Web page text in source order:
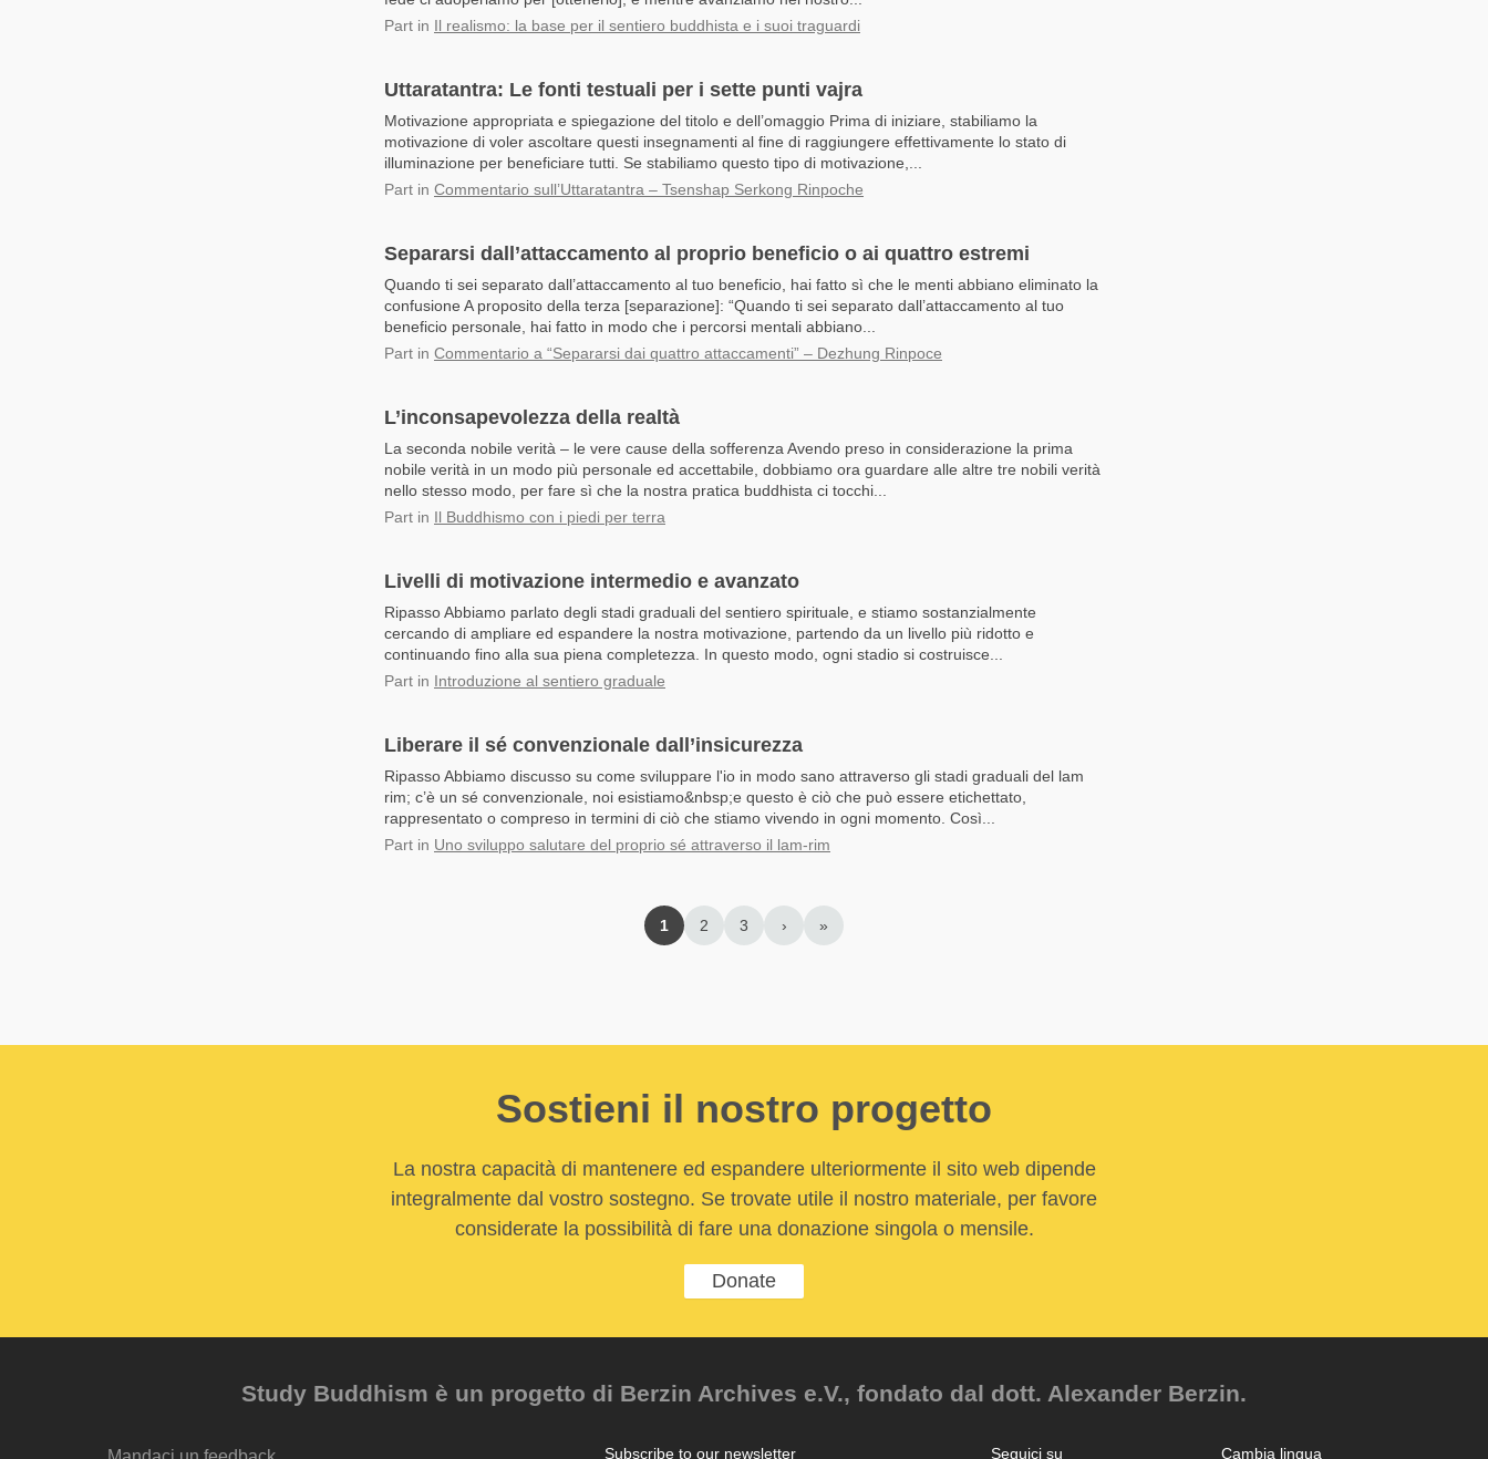
Part in Il realismo: la base per il sentiero buddhista e i suoi traguardi
Uttaratantra: Le fonti testuali per i sette punti vajra
Motivazione appropriata e spiegazione del titolo e dell’omaggio Prima di iniziare, stabiliamo la
motivazione di voler ascoltare questi insegnamenti al fine di raggiungere effettivamente lo stato di
illuminazione per beneficiare tutti. Se stabiliamo questo tipo di motivazione,...
Part in Commentario sull’Uttaratantra – Tsenshap Serkong Rinpoche
Separarsi dall’attaccamento al proprio beneficio o ai quattro estremi
Quando ti sei separato dall’attaccamento al tuo beneficio, hai fatto sì che le menti abbiano eliminato la
confusione A proposito della terza [separazione]: “Quando ti sei separato dall’attaccamento al tuo
beneficio personale, hai fatto in modo che i percorsi mentali abbiano...
Part in Commentario a “Separarsi dai quattro attaccamenti” – Dezhung Rinpoce
L’inconsapevolezza della realtà
La seconda nobile verità – le vere cause della sofferenza Avendo preso in considerazione la prima
nobile verità in un modo più personale ed accettabile, dobbiamo ora guardare alle altre tre nobili verità
nello stesso modo, per fare sì che la nostra pratica buddhista ci tocchi...
Part in Il Buddhismo con i piedi per terra
Livelli di motivazione intermedio e avanzato
Ripasso Abbiamo parlato degli stadi graduali del sentiero spirituale, e stiamo sostanzialmente
cercando di ampliare ed espandere la nostra motivazione, partendo da un livello più ridotto e
continuando fino alla sua piena completezza. In questo modo, ogni stadio si costruisce...
Part in Introduzione al sentiero graduale
Liberare il sé convenzionale dall’insicurezza
Ripasso Abbiamo discusso su come sviluppare l'io in modo sano attraverso gli stadi graduali del lam
rim; c’è un sé convenzionale, noi esistiamo&nbsp;e questo è ciò che può essere etichettato,
rappresentato o compreso in termini di ciò che stiamo vivendo in ogni momento. Così...
Part in Uno sviluppo salutare del proprio sé attraverso il lam-rim
1 2 3 › »
Sostieni il nostro progetto
La nostra capacità di mantenere ed espandere ulteriormente il sito web dipende
integralmente dal vostro sostegno. Se trovate utile il nostro materiale, per favore
considerate la possibilità di fare una donazione singola o mensile.
Donate
Study Buddhism è un progetto di Berzin Archives e.V., fondato dal dott. Alexander Berzin.
Cambia lingua
Seguici su
Subscribe to our newsletter